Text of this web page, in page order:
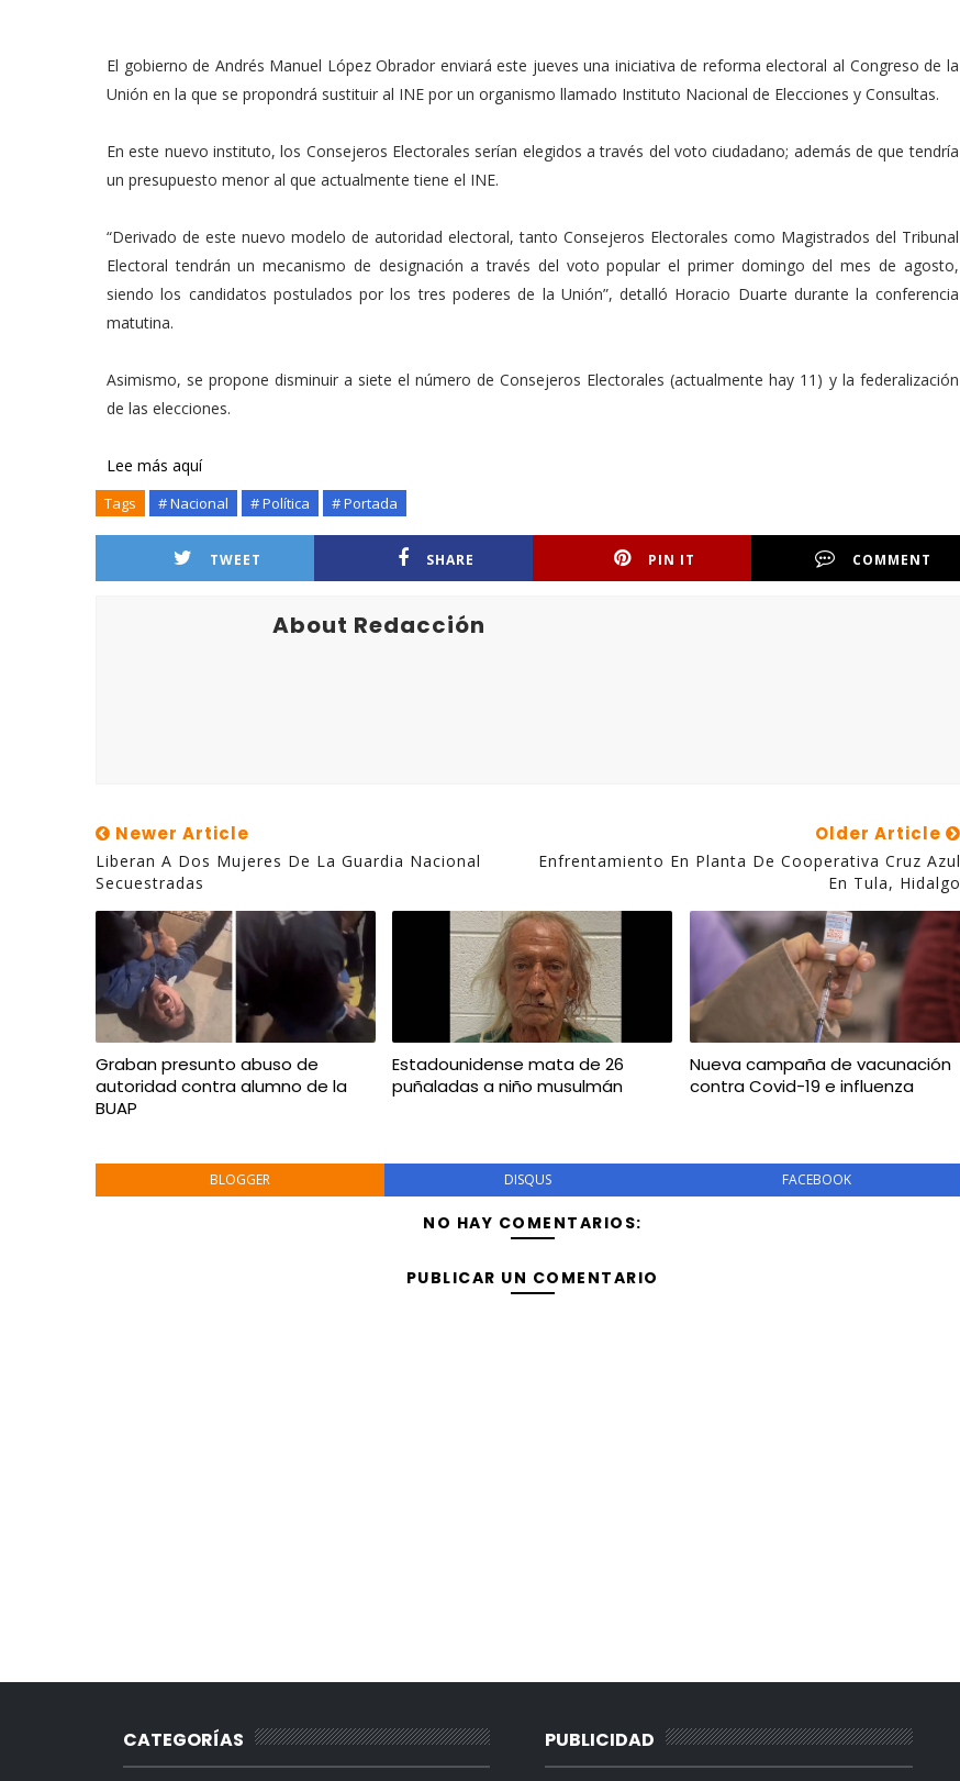
El gobierno de Andrés Manuel López Obrador enviará este jueves una iniciativa de reforma electoral al Congreso de la
Unión en la que se propondrá sustituir al INE por un organismo llamado Instituto Nacional de Elecciones y Consultas.
En este nuevo instituto, los Consejeros Electorales serían elegidos a través del voto ciudadano; además de que tendría
un presupuesto menor al que actualmente tiene el INE.
“Derivado de este nuevo modelo de autoridad electoral, tanto Consejeros Electorales como Magistrados del Tribunal
Electoral tendrán un mecanismo de designación a través del voto popular el primer domingo del mes de agosto,
siendo los candidatos postulados por los tres poderes de la Unión”, detalló Horacio Duarte durante la conferencia
matutina.
Asimismo, se propone disminuir a siete el número de Consejeros Electorales (actualmente hay 11) y la federalización
de las elecciones.
Lee más aquí
Tags # Nacional # Política # Portada
TWEET SHARE PIN IT COMMENT
About Redacción
Newer Article
Liberan A Dos Mujeres De La Guardia Nacional
Secuestradas
Older Article
Enfrentamiento En Planta De Cooperativa Cruz Azul
En Tula, Hidalgo
Graban presunto abuso de
autoridad contra alumno de la
BUAP
Estadounidense mata de 26
puñaladas a niño musulmán
Nueva campaña de vacunación
contra Covid-19 e influenza
BLOGGER DISQUS FACEBOOK
NO HAY COMENTARIOS:
PUBLICAR UN COMENTARIO
CATEGORÍAS PUBLICIDAD